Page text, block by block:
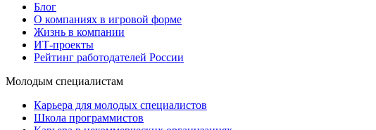
Блог
О компаниях в игровой форме
Жизнь в компании
ИТ-проекты
Рейтинг работодателей России
Молодым специалистам
Карьера для молодых специалистов
Школа программистов